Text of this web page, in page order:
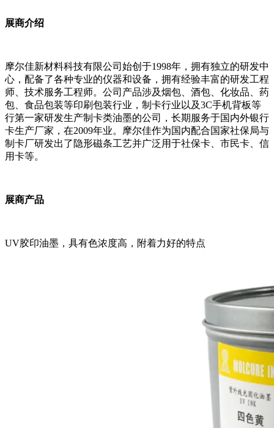
展商介绍
摩尔佳新材料科技有限公司始创于1998年，拥有独立的研发中
心，配备了各种专业的仪器和设备，拥有经验丰富的研发工程
师、技术服务工程师。公司产品涉及烟包、酒包、化妆品、药
包、食品包装等印刷包装行业，制卡行业以及3C手机背板等
行第一家研发生产制卡类油墨的公司，长期服务于国内外银行
卡生产厂家，在2009年业。摩尔佳作为国内配合国家社保局与
制卡厂研发出了隐形磁条工艺并广泛用于社保卡、市民卡、信
用卡等。
展商产品
UV胶印油墨，具有色浓度高，附着力好的特点